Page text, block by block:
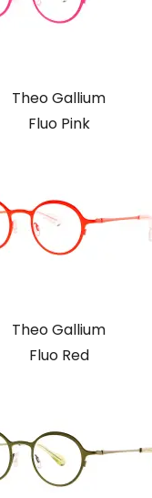
Theo Gallium
Fluo Pink
Theo Gallium
Fluo Red